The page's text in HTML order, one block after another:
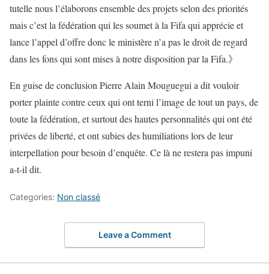
tutelle nous l’élaborons ensemble des projets selon des priorités
mais c’est la fédération qui les soumet à la Fifa qui apprécie et
lance l’appel d’offre donc le ministère n’a pas le droit de regard
dans les fons qui sont mises à notre disposition par la Fifa.》
En guise de conclusion Pierre Alain Mouguegui a dit vouloir
porter plainte contre ceux qui ont terni l’image de tout un pays, de
toute la fédération, et surtout des hautes personnalités qui ont été
privées de liberté, et ont subies des humiliations lors de leur
interpellation pour besoin d’enquête. Ce là ne restera pas impuni
a-t-il dit.
Categories: Non classé
Leave a Comment